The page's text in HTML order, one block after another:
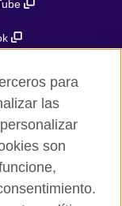
para
las
son